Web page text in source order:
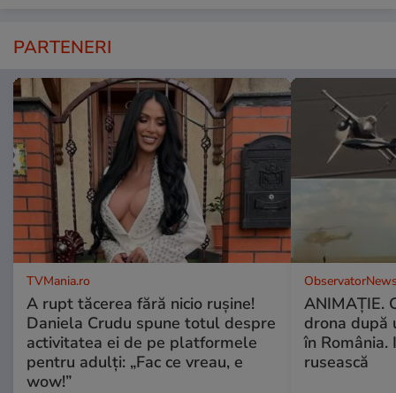
PARTENERI
TVMania.ro
A rupt tăcerea fără nicio rușine!
Daniela Crudu spune totul despre
activitatea ei de pe platformele
pentru adulți: „Fac ce vreau, e
wow!”
ANIMAŢIE.
drona după
în România.
rusească